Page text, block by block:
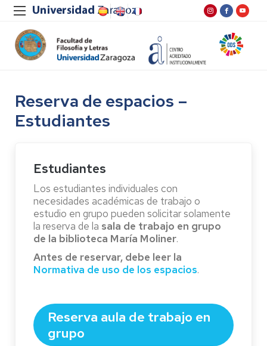
Reserva de espacios –
Estudiantes
Estudiantes
Los estudiantes individuales con
necesidades académicas de trabajo o
estudio en grupo pueden solicitar solamente
la reserva de la sala de trabajo en grupo
de la biblioteca María Moliner.
Antes de reservar, debe leer la
Normativa de uso de los espacios.
Reserva aula de trabajo en
grupo